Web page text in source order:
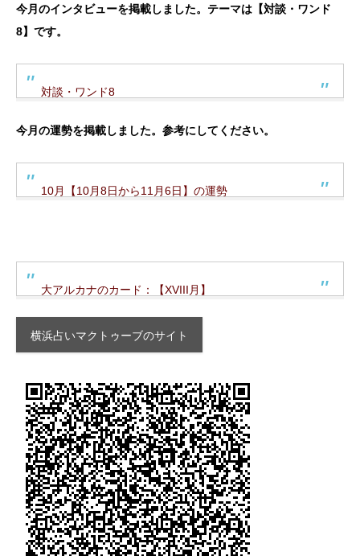
今月のインタビューを掲載しました。テーマは【対談・ワンド
8】です。
対談・ワンド8
今月の運勢を掲載しました。参考にしてください。
10月【10月8日から11月6日】の運勢
大アルカナのカード：【XVIII月】
横浜占いマクトゥーブのサイト